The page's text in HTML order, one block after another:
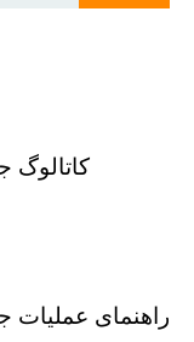
کاتالوگ
راهنمای عملیات